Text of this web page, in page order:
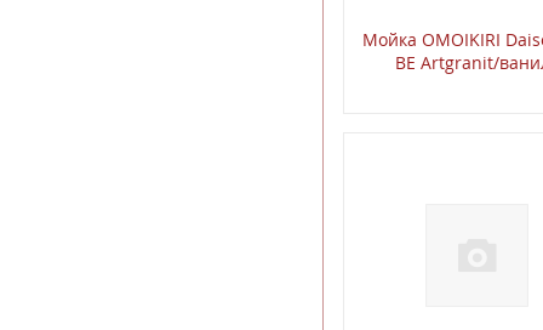
Мойка OMOIKIRI
BE Artgranit/